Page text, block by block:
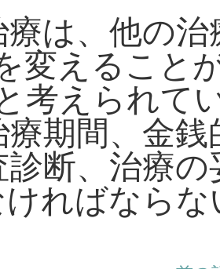
療は、他の
変えること
考えられて
療期間、金
診断、治療
ければなら